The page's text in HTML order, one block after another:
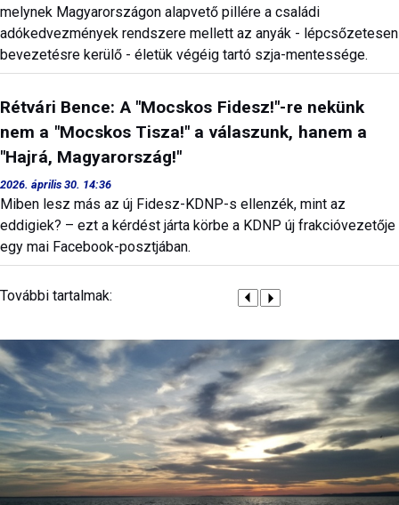
melynek Magyarországon alapvető pillére a családi
adókedvezmények rendszere mellett az anyák - lépcsőzetesen
bevezetésre kerülő - életük végéig tartó szja-mentessége.
Rétvári Bence: A "Mocskos Fidesz!"-re nekünk
nem a "Mocskos Tisza!" a válaszunk, hanem a
"Hajrá, Magyarország!"
2026. április 30. 14:36
Miben lesz más az új Fidesz-KDNP-s ellenzék, mint az
eddigiek? – ezt a kérdést járta körbe a KDNP új frakcióvezetője
egy mai Facebook-posztjában.
További tartalmak: